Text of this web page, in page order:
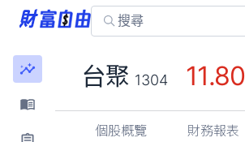
台聚 1304 11.80
個股概覽 財務報表